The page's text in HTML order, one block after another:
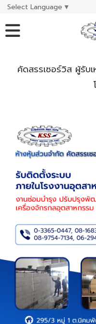
Select Language ▼
คัดสรรเซอร์วิส ผู้รับ